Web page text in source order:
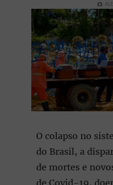
O colapso no
do Brasil, a
de mortes e